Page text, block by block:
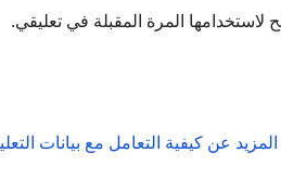
لاستخدامها المرة المقبلة في تعليقي.
عن كيفية التعامل مع بيانات